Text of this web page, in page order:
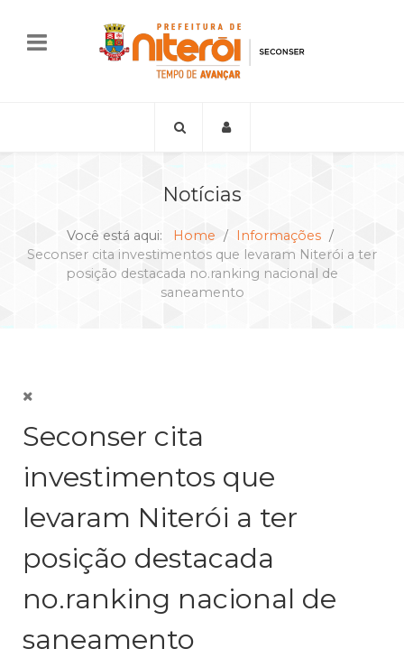
Notícias
Você está aqui: Home
Informações
Seconser cita investimentos que levaram Niterói a ter
posição destacada no.ranking nacional de
saneamento
Seconser cita
investimentos que
levaram Niterói a ter
posição destacada
no.ranking nacional de
saneamento